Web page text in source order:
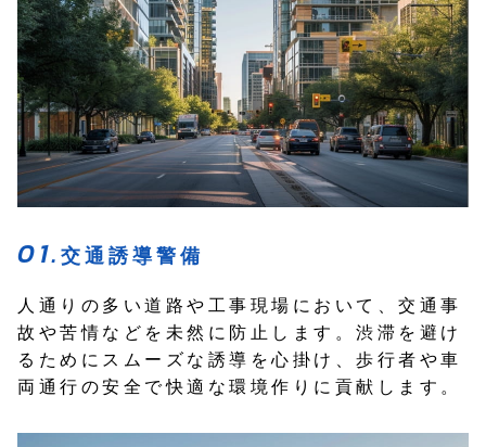
交通誘導警備
人通りの多い道路や工事現場において、交通事
故や苦情などを未然に防止します。渋滞を避け
るためにスムーズな誘導を心掛け、歩行者や車
両通行の安全で快適な環境作りに貢献します。